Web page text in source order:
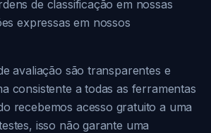
de classificação em nossas
expressas em nossos
avaliação são transparentes e
consistente a todas as ferramentas
recebemos acesso gratuito a uma
isso não garante uma